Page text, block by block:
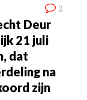
2
Deur
21 juli
dat
na
zijn